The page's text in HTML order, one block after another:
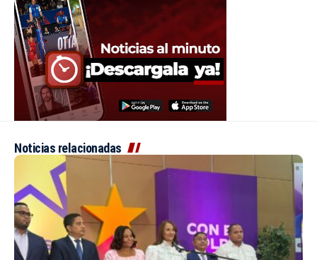
Noticias relacionadas